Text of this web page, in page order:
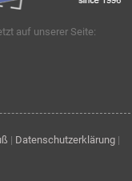
auf unserer Seite:
| Datenschutzerklärung |